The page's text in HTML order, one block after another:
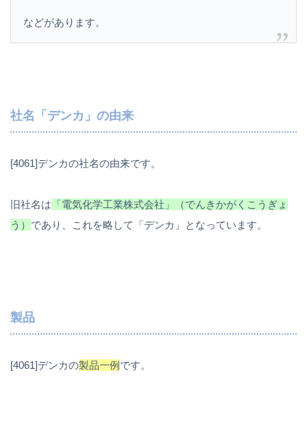
などがあります。
社名「デンカ」の由来
[4061]デンカの社名の由来です。
旧社名は 「電気化学工業株式会社」（でんきかがくこうぎょ
う） であり、これを略して「デンカ」となっています。
製品
[4061]デンカの製品一例です。